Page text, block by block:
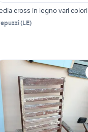
cross in legno vari colori
(LE)